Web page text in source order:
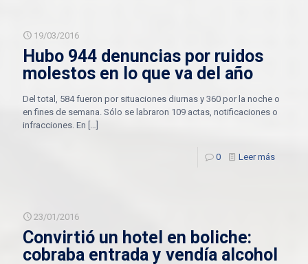
19/03/2016
Hubo 944 denuncias por ruidos
molestos en lo que va del año
Del total, 584 fueron por situaciones diurnas y 360 por la noche o
en fines de semana. Sólo se labraron 109 actas, notificaciones o
infracciones. En […]
0 Leer más
23/01/2016
Convirtió un hotel en boliche:
cobraba entrada y vendía alcohol